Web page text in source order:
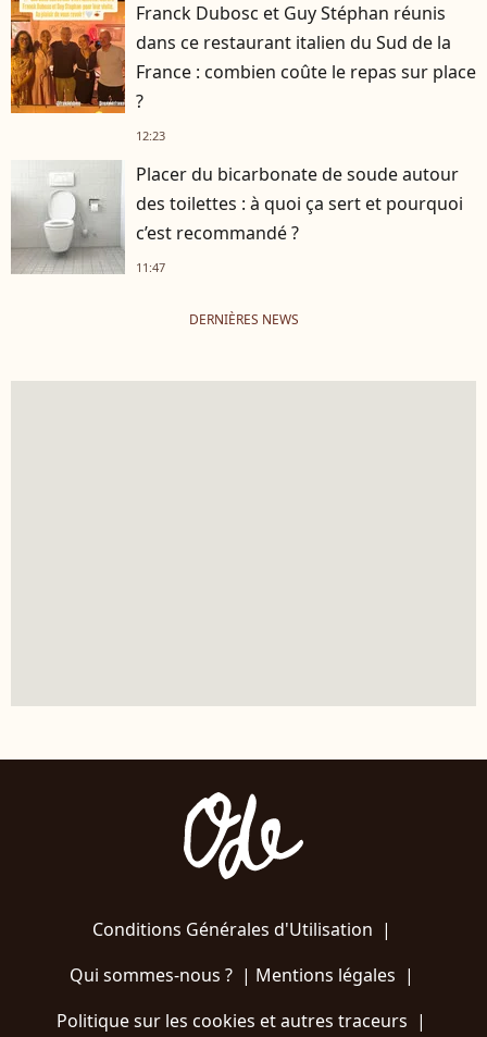
Franck Dubosc et Guy Stéphan réunis
dans ce restaurant italien du Sud de la
France : combien coûte le repas sur place
?
12:23
Placer du bicarbonate de soude autour
des toilettes : à quoi ça sert et pourquoi
c’est recommandé ?
11:47
DERNIÈRES NEWS
Conditions Générales d'Utilisation |
Qui sommes-nous ?| Mentions légales |
Politique sur les cookies et autres traceurs |